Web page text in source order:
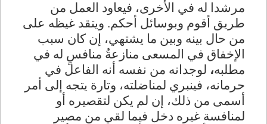
مرشدا له في الأخرى، فيعاود العمل من
طريق أقوم وبوسائل أحكم. ويتقد غيظه على
من حال بينه وبين ما يشتهي، إن كان سبب
الإخفاق في المسعى منازعةُ منافسٍ له في
مطلبه، لوجدانه من نفسه أنه الفاعل في
حرمانه، فينبري لمناضلته، وتارة يتجه إلى أمر
أسمى من ذلك، إن لم يكن لتقصيره أو
لمنافسة غيره دخل فيما لقي من مصير